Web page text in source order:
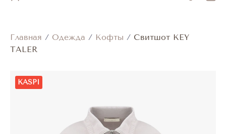
Главная / Одежда / Кофты / Свитшот KEY
TALER
KASPI